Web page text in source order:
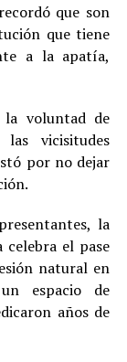
que son
que tiene
a la apatía,
la voluntad de
vicisitudes
por no dejar
la
el pase
natural en
espacio de
años de